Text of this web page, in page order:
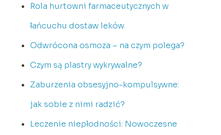
Rola hurtowni farmaceutycznych w
łańcuchu dostaw leków
Odwrócona osmoza – na czym polega?
Czym są plastry wykrywalne?
Zaburzenia obsesyjno-kompulsywne:
jak sobie z nimi radzić?
Leczenie niepłodności: Nowoczesne